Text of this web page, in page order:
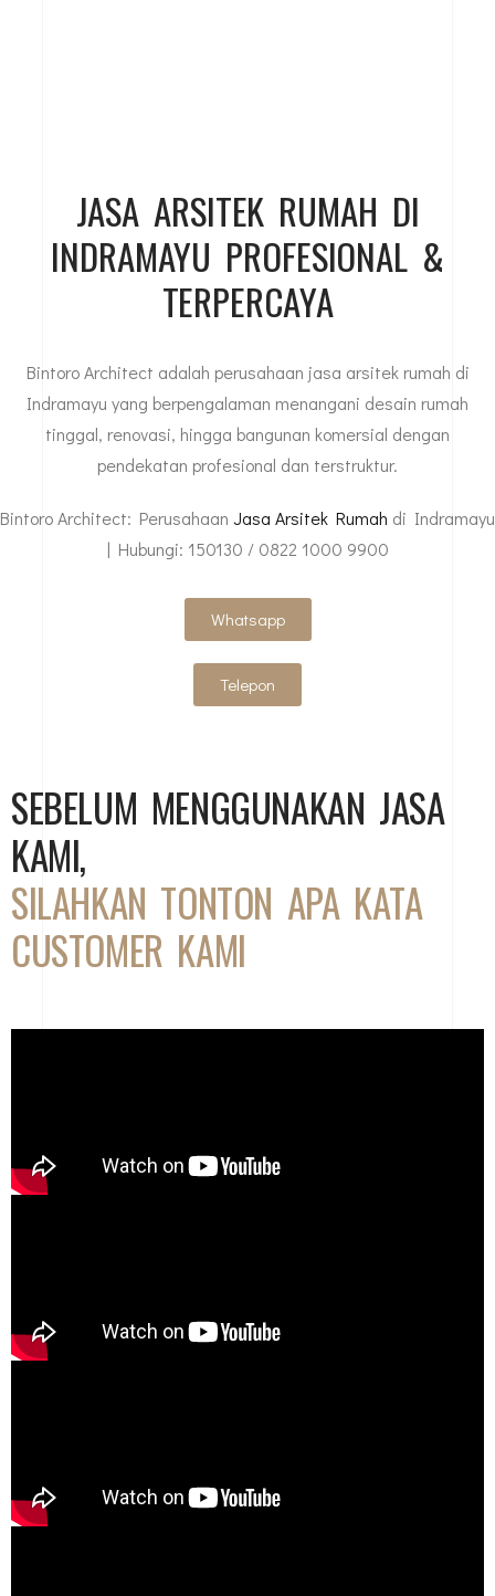
JASA ARSITEK RUMAH DI
INDRAMAYU PROFESIONAL &
TERPERCAYA
Bintoro Architect adalah perusahaan jasa arsitek rumah di
Indramayu yang berpengalaman menangani desain rumah
tinggal, renovasi, hingga bangunan komersial dengan
pendekatan profesional dan terstruktur.
Bintoro Architect: Perusahaan Jasa Arsitek Rumah di Indramayu
| Hubungi: 150130 / 0822 1000 9900
Whatsapp
Telepon
SEBELUM MENGGUNAKAN JASA
KAMI,
SILAHKAN TONTON APA KATA
CUSTOMER KAMI